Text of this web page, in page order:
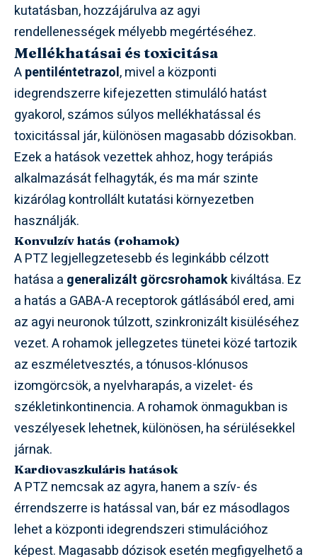
kutatásban, hozzájárulva az agyi
rendellenességek mélyebb megértéséhez.
Mellékhatásai és toxicitása
Apentiléntetrazol, mivel a központi
idegrendszerre kifejezetten stimuláló hatást
gyakorol, számos súlyos mellékhatással és
toxicitással jár, különösen magasabb dózisokban.
Ezek a hatások vezettek ahhoz, hogy terápiás
alkalmazását felhagyták, és ma már szinte
kizárólag kontrollált kutatási környezetben
használják.
Konvulzív hatás (rohamok)
A PTZ legjellegzetesebb és leginkább célzott
hatása a generalizált görcsrohamokkiváltása. Ez
a hatás a GABA-A receptorok gátlásából ered, ami
az agyi neuronok túlzott, szinkronizált kisüléséhez
vezet. A rohamok jellegzetes tünetei közé tartozik
az eszméletvesztés, a tónusos-klónusos
izomgörcsök, a nyelvharapás, a vizelet- és
székletinkontinencia. A rohamok önmagukban is
veszélyesek lehetnek, különösen, ha sérülésekkel
járnak.
Kardiovaszkuláris hatások
A PTZ nemcsak az agyra, hanem a szív- és
érrendszerre is hatással van, bár ez másodlagos
lehet a központi idegrendszeri stimulációhoz
képest. Magasabb dózisok esetén megfigyelhető a